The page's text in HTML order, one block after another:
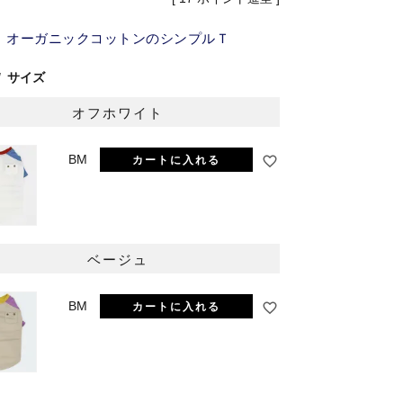
オーガニックコットンのシンプルＴ
サイズ
オフホワイト
BM カートに入れる
ベージュ
BM カートに入れる